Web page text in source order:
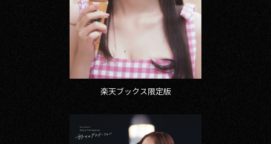
楽天ブックス限定版